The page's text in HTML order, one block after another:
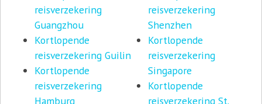
reisverzekering
Guangzhou
Kortlopende
reisverzekering Guilin
Kortlopende
reisverzekering
Hamburg
reisverzekering
Shenzhen
Kortlopende
reisverzekering
Singapore
Kortlopende
reisverzekering St.